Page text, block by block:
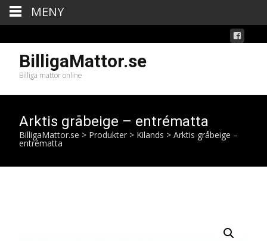
BilligaMattor.se
Billiga mattor online
Arktis gråbeige – entrématta
BilligaMattor.se > Produkter > Kilands > Arktis gråbeige –
entrématta
MENY